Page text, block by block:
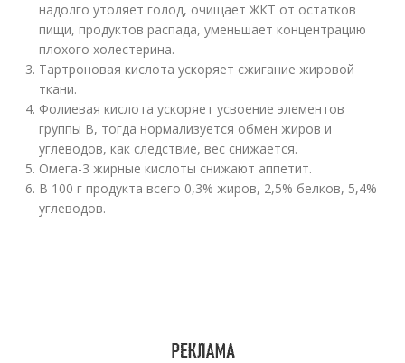
надолго утоляет голод, очищает ЖКТ от остатков
пищи, продуктов распада, уменьшает концентрацию
плохого холестерина.
Тартроновая кислота ускоряет сжигание жировой
ткани.
Фолиевая кислота ускоряет усвоение элементов
группы В, тогда нормализуется обмен жиров и
углеводов, как следствие, вес снижается.
Омега-3 жирные кислоты снижают аппетит.
В 100 г продукта всего 0,3% жиров, 2,5% белков, 5,4%
углеводов.